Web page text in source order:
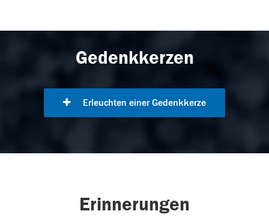
Gedenkkerzen
Erleuchten einer Gedenkkerze
Erinnerungen